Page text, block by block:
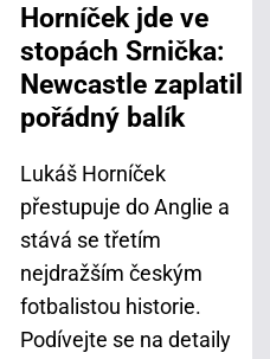
Horníček jde ve
stopách Srnička:
Newcastle zaplatil
pořádný balík
Lukáš Horníček
přestupuje do Anglie a
stává se třetím
nejdražším českým
fotbalistou historie.
Podívejte se na detaily